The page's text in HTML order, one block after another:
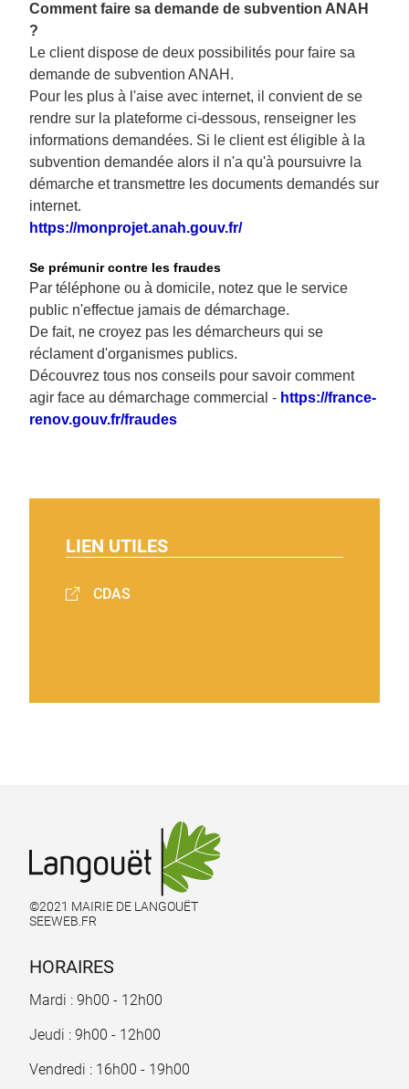
Comment faire sa demande de subvention ANAH
?
Le client dispose de deux possibilités pour faire sa
demande de subvention ANAH.
Pour les plus à l'aise avec internet, il convient de se
rendre sur la plateforme ci-dessous, renseigner les
informations demandées. Si le client est éligible à la
subvention demandée alors il n'a qu'à poursuivre la
démarche et transmettre les documents demandés sur
internet.
https://monprojet.anah.gouv.fr/
Se prémunir contre les fraudes
Par téléphone ou à domicile, notez que le service
public n'effectue jamais de démarchage.
De fait, ne croyez pas les démarcheurs qui se
réclament d'organismes publics.
Découvrez tous nos conseils pour savoir comment
agir face au démarchage commercial - https://france-
renov.gouv.fr/fraudes
LIEN UTILES
CDAS
©2021 MAIRIE DE LANGOUËT
SEEWEB.FR
HORAIRES
Mardi : 9h00 - 12h00
Jeudi : 9h00 - 12h00
Vendredi : 16h00 - 19h00